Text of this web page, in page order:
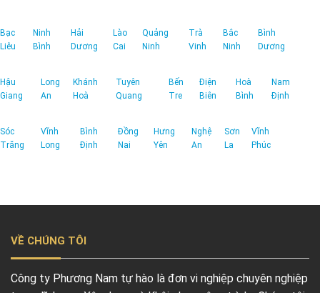
Bạc
Liêu
Ninh
Bình
Hải
Dương
Lào
Cai
Quảng
Ninh
Trà
Vinh
Bắc
Ninh
Bình
Dương
Hậu
Giang
Long
An
Khánh
Hoà
Tuyên
Quang
Bến
Tre
Điện
Biên
Hoà
Bình
Nam
Định
Sóc
Trăng
Vĩnh
Long
Bình
Định
Đồng
Nai
Hưng
Yên
Nghệ
An
Sơn
La
Vĩnh
Phúc
VỀ CHÚNG TÔI
Công ty Phương Nam tự hào là đơn vi nghiệp chuyên nghiệp